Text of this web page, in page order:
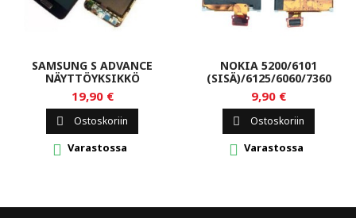
SAMSUNG S ADVANCE
NÄYTTÖYKSIKKÖ
19,90 €
 Ostoskoriin
 Varastossa
NOKIA 5200/6101
(SISÄ)/6125/6060/7360
LCD-NÄYTTÖ
9,90 €
 Ostoskoriin
 Varastossa